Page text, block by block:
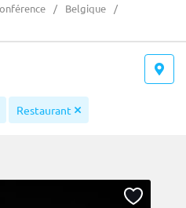
Belgique
Restaurant